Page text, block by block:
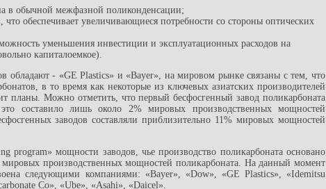
в обычной межфазной поликонденсации;
обеспечивает увеличивающиеся потребности со стороны оптических
уменьшения инвестиции и эксплуатационных расходов на
капиталоемкое).
обладают - «GE Plastics» и «Bayer», на мировом рынке связаны с тем, что
в то время как некоторые из ключевых азиатских производителей
планы. Можно отметить, что первый бесфосгенный завод поликарбоната
составило лишь около 2% мировых производственных мощностей
заводов составляли приблизительно 11% мировых мощностей
program» мощности заводов, чье производство поликарбоната основано
мировых производственных мощностей поликарбоната. На данный момент
следующими компаниями: «Bayer», «Dow», «GE Plastics», «Idemitsu
Co», «Ube», «Asahi», «Daicel».